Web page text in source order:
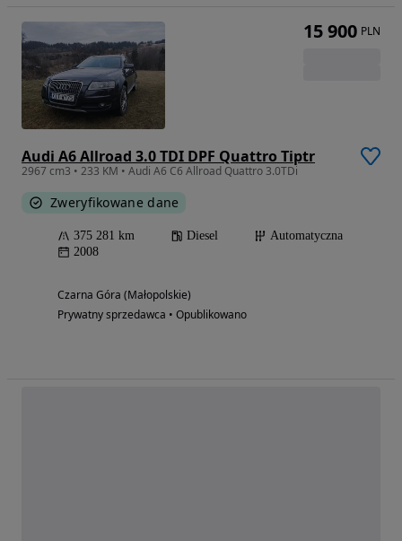
Audi A6 Allroad 3.0 TDI DPF Quattro Tiptr
2967 cm3 • 233 KM • Audi A6 C6 Allroad Quattro 3.0TDi
Zweryfikowane dane
375 281 km Diesel
Automatyczna
2008
Czarna Góra (Małopolskie)
Prywatny sprzedawca • Opublikowano
15 900 PLN